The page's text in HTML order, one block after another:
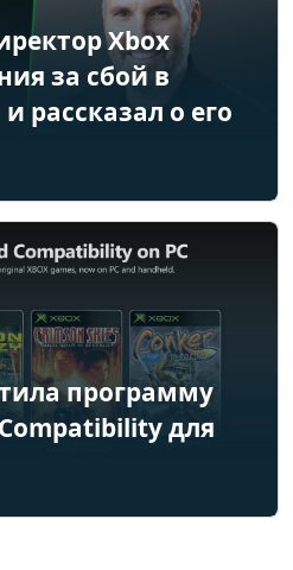
Xbox
за сбой в
рассказал о его
программу
для